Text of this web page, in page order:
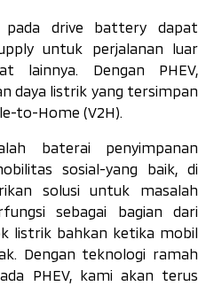
pada drive batterydapat
untuk perjalanan luar
lainnya. Dengan PHEV,
daya listrik yang tersimpan
to-Home (V2H).
baterai penyimpanan
sosial-yang baik, di
solusi untuk masalah
sebagai bagian dari
listrik bahkan ketika mobil
Dengan teknologi ramah
PHEV, kami akan terus